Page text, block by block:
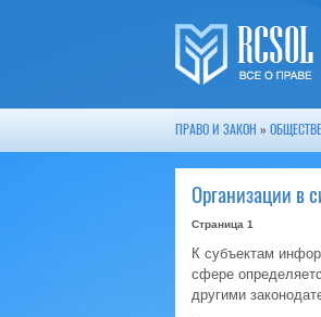
ПРАВО И ЗАКОН »
Организации в
Страница 1
К субъектам
сфере
другими